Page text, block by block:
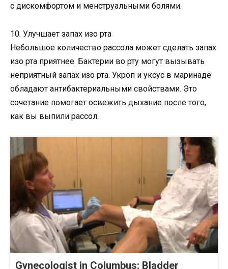
с дискомфортом и менструальными болями.
10. Улучшает запах изо рта
Небольшое количество рассола может сделать запах
изо рта приятнее. Бактерии во рту могут вызывать
неприятный запах изо рта. Укроп и уксус в маринаде
обладают антибактериальными свойствами. Это
сочетание помогает освежить дыхание после того,
как вы выпили рассол.
Gynecologist in Columbus: Bladder